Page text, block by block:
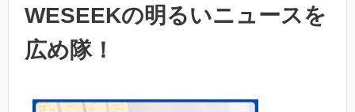
WESEEKの明るいニュースを
広め隊！